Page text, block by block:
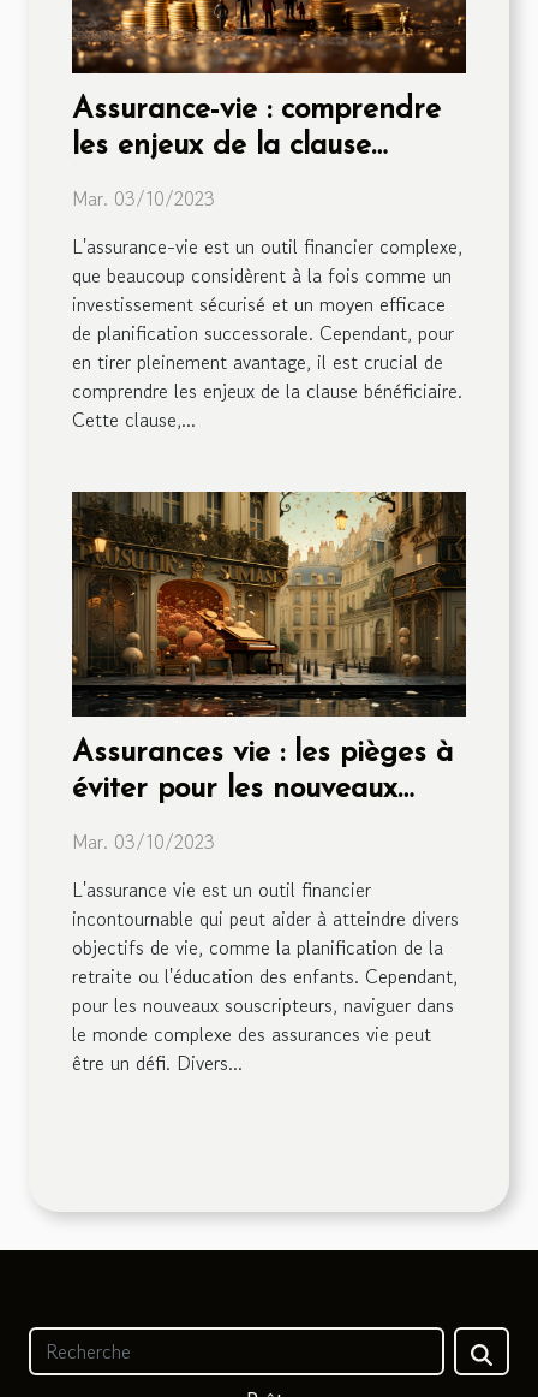
Assurance-vie : comprendre
les enjeux de la clause
Mar. 03/10/2023
L'assurance-vie est un outil financier complexe,
que beaucoup considèrent à la fois comme un
investissement sécurisé et un moyen efficace
de planification successorale. Cependant, pour
en tirer pleinement avantage, il est crucial de
comprendre les enjeux de la clause bénéficiaire.
Cette clause,...
Assurances vie : les pièges à
éviter pour les nouveaux
souscripteurs
Mar. 03/10/2023
L'assurance vie est un outil financier
incontournable qui peut aider à atteindre divers
objectifs de vie, comme la planification de la
retraite ou l'éducation des enfants. Cependant,
pour les nouveaux souscripteurs, naviguer dans
le monde complexe des assurances vie peut
être un défi. Divers...